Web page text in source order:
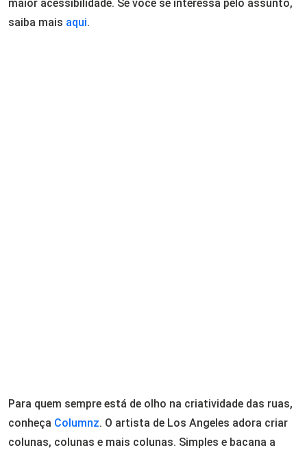
maior acessibilidade. Se você se interessa pelo assunto,
saiba mais aqui.
Para quem sempre está de olho na criatividade das ruas,
conheça Columnz. O artista de Los Angeles adora criar
colunas, colunas e mais colunas. Simples e bacana a